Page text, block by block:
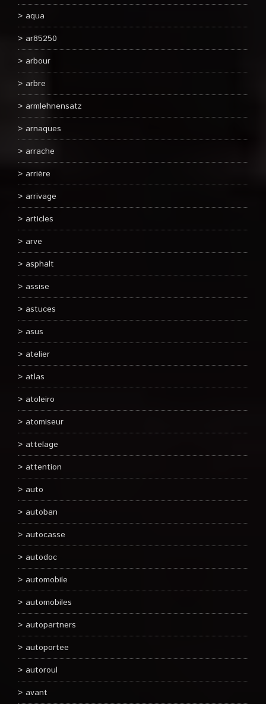
aqua
ar85250
arbour
arbre
armlehnensatz
arnaques
arrache
arrière
arrivage
articles
arve
asphalt
assise
astuces
asus
atelier
atlas
atoleiro
atomiseur
attelage
attention
auto
autoban
autocasse
autodoc
automobile
automobiles
autopartners
autoportee
autoroul
avant